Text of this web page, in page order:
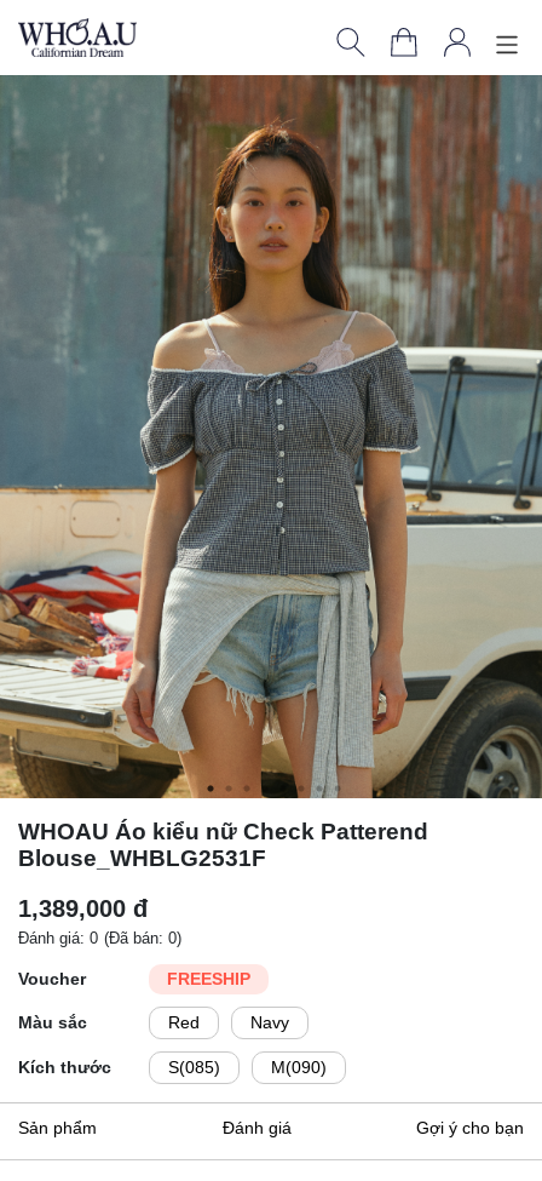
WHOAU Áo kiểu nữ Check Patterend
Blouse_WHBLG2531F
1,389,000 đ
Đánh giá: 0 (Đã bán: 0)
Voucher FREESHIP
Màu sắc Red Navy
Kích thước S(085) M(090)
Sản phẩm Đánh giá Gợi ý cho bạn